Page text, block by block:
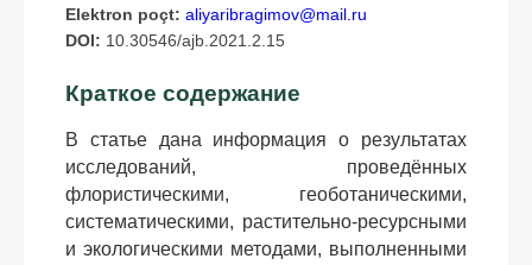
Elektron poçt: aliyaribragimov@mail.ru
DOI: 10.30546/ajb.2021.2.15
Краткое содержание
В статье дана информация о результатах
исследований, проведённых
флористическими, геоботаническими,
систематическими, растительно-ресурсными
и экологическими методами, выполненными